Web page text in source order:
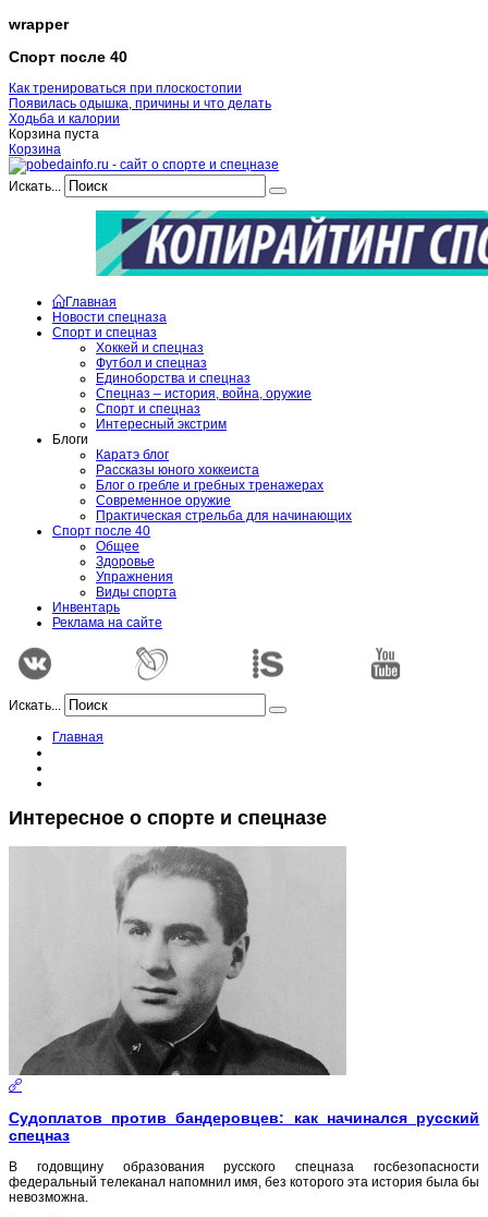
wrapper
Спорт после 40
Как тренироваться при плоскостопии
Появилась одышка, причины и что делать
Ходьба и калории
Корзина пуста
Корзина
Искать...
Главная
Новости спецназа
Спорт и спецназ
Хоккей и спецназ
Футбол и спецназ
Единоборства и спецназ
Спецназ – история, война, оружие
Спорт и спецназ
Интересный экстрим
Блоги
Каратэ блог
Рассказы юного хоккеиста
Блог о гребле и гребных тренажерах
Современное оружие
Практическая стрельба для начинающих
Спорт после 40
Общее
Здоровье
Упражнения
Виды спорта
Инвентарь
Реклама на сайте
Искать...
Главная
Интересное о спорте и спецназе
Судоплатов против бандеровцев: как начинался русский
спецназ
В годовщину образования русского спецназа госбезопасности
федеральный телеканал напомнил имя, без которого эта история была бы
невозможна.